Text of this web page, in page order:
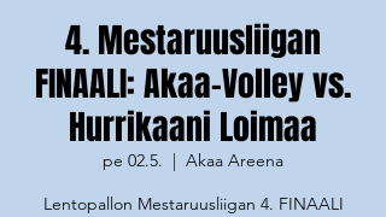
4. Mestaruusliigan
FINAALI: Akaa-Volley vs.
Hurrikaani Loimaa
pe 02.5.
  |
Akaa Areena
Lentopallon Mestaruusliigan 4. FINAALI